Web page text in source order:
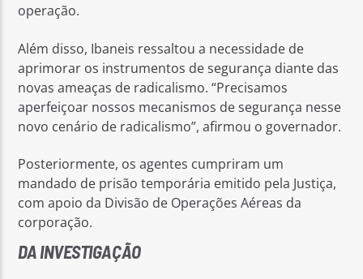
operação.
Além disso, Ibaneis ressaltou a necessidade de
aprimorar os instrumentos de segurança diante das
novas ameaças de radicalismo. “Precisamos
aperfeiçoar nossos mecanismos de segurança nesse
novo cenário de radicalismo”, afirmou o governador.
Posteriormente, os agentes cumpriram um
mandado de prisão temporária emitido pela Justiça,
com apoio da Divisão de Operações Aéreas da
corporação.
DA INVESTIGAÇÃO